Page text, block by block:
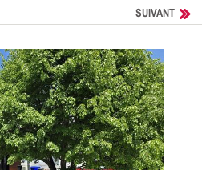
SUIVANT